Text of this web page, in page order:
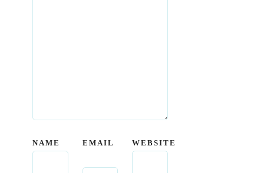
NAME EMAIL WEBSITE